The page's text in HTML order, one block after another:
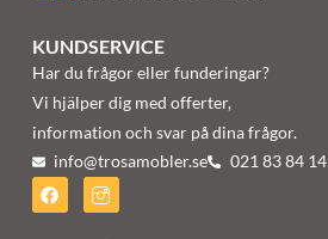
KUNDSERVICE
Har du frågor eller funderingar?
Vi hjälper dig med offerter,
information och svar på dina frågor.
info@trosamobler.se 021 83 84 14